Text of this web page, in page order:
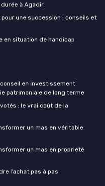
à Agadir
une succession : conseils et
en situation de handicap
en investissement
patrimoniale de long terme
: le vrai coût de la
un mas en véritable
un mas en propriété
l’achat pas à pas